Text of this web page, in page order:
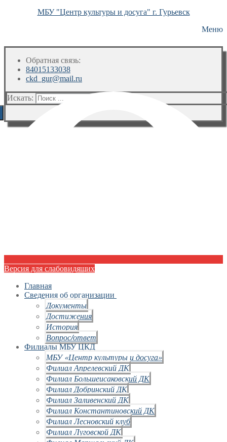
МБУ "Центр культуры и досуга" г. Гурьевск
Меню
Обратная связь:
84015133038
ckd_gur@mail.ru
Искать:
Версия для слабовидящих
Главная
Сведения об организации
Документы
Достижения
История
Вопрос/ответ
Филиалы МБУ ЦКД
МБУ «Центр культуры и досуга»
Филиал Апрелевский ДК
Филиал Большеисаковский ДК
Филиал Добринский ДК
Филиал Заливенский ДК
Филиал Константиновский ДК
Филиал Лесновский клуб
Филиал Луговской ДК